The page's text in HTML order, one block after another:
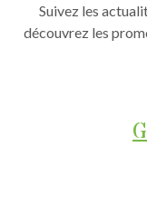
Suivez les
découvrez les